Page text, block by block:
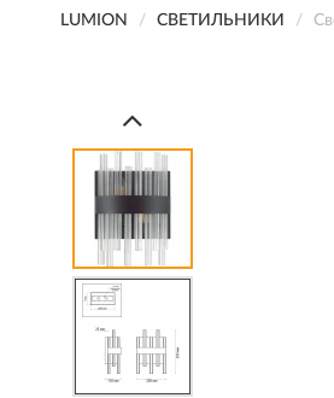
LUMION СВЕТИЛЬНИКИ